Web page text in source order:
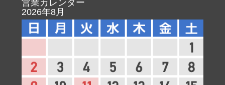
営業カレンダー
2026年8月